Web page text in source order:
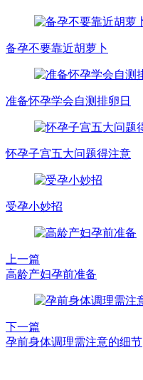
备孕不要靠近胡萝卜
准备怀孕学会自测排卵日
怀孕子宫五大问题得注意
受孕小妙招
上一篇
高龄产妇孕前准备
下一篇
孕前身体调理需注意的细节